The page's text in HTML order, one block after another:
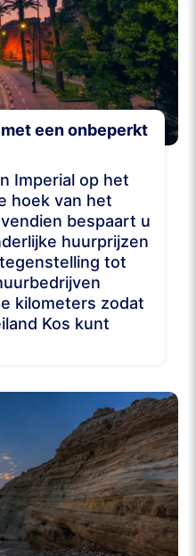
een onbeperkt
Imperial op het
hoek van het
bespaart u
huurprijzen
tot
kilometers zodat
Kos kunt